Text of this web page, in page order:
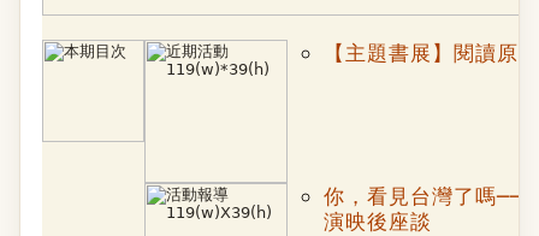
【主題書展】閱讀原
你，看見台灣了嗎──
演映後座談